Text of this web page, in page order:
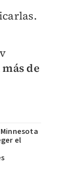
de
el